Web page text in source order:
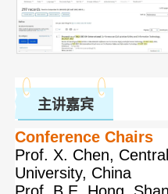
主讲嘉宾
Conference Chairs
Prof. X. Chen,
University, China